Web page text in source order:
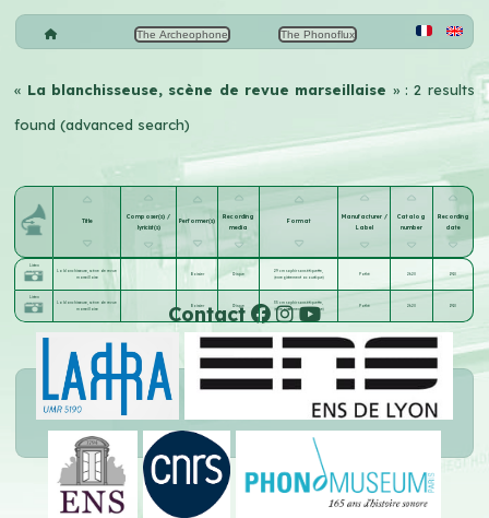
The Archeophone The Phonoflux
« La blanchisseuse, scène de revue marseillaise » : 2 results
found (advanced search)
Title
Composer(s) /
lyricist(s)
Performer(s)
Recording
media
Format
Manufacturer /
Label
Catalog
number
Recording
date
Listen
La blanchisseuse, scène de revue
marseillaise
Boissier Disque
29 cm saphir sans étiquette,
(enregistrement acoustique)
Pathé 2620 1910
Listen
La blanchisseuse, scène de revue
marseillaise
Boissier Disque
35 cm saphir sans étiquette,
(enregistrement acoustique)
Pathé 2620 1910
Contact